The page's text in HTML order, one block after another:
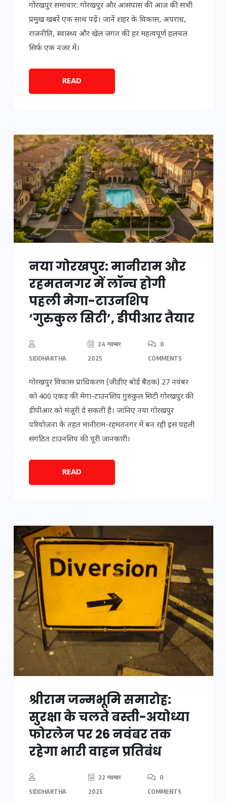
गोरखपुर समाचार: गोरखपुर और आसपास की आज की सभी
प्रमुख खबरें एक साथ पढ़ें। जानें शहर के विकास, अपराध,
राजनीति, स्वास्थ्य और खेल जगत की हर महत्वपूर्ण हलचल
सिर्फ एक नजर में।
READ
नया गोरखपुर: मानीराम और
रहमतनगर में लॉन्च होगी
पहली मेगा-टाउनशिप
‘गुरुकुल सिटी’, डीपीआर तैयार
SIDDHARTHA
24 नवम्बर
2025
0
COMMENTS
गोरखपुर विकास प्राधिकरण (जीडीए बोर्ड बैठक) 27 नवंबर
को 400 एकड़ की मेगा-टाउनशिप गुरुकुल सिटी गोरखपुर की
डीपीआर को मंजूरी दे सकती है। जानिए नया गोरखपुर
परियोजना के तहत मानीराम-रहमतनगर में बन रही इस पहली
संगठित टाउनशिप की पूरी जानकारी।
READ
श्रीराम जन्मभूमि समारोह:
सुरक्षा के चलते बस्ती-अयोध्या
फोरलेन पर 26 नवंबर तक
रहेगा भारी वाहन प्रतिबंध
SIDDHARTHA
22 नवम्बर
2025
0
COMMENTS